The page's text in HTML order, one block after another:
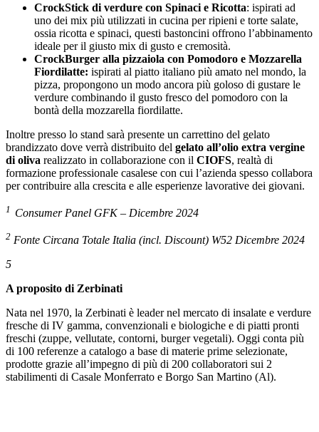
CrockStick di verdure con Spinaci e Ricotta: ispirati ad
uno dei mix più utilizzati in cucina per ripieni e torte salate,
ossia ricotta e spinaci, questi bastoncini offrono l’abbinamento
ideale per il giusto mix di gusto e cremosità.
CrockBurger alla pizzaiola con Pomodoro e Mozzarella
Fiordilatte: ispirati al piatto italiano più amato nel mondo, la
pizza, propongono un modo ancora più goloso di gustare le
verdure combinando il gusto fresco del pomodoro con la
bontà della mozzarella fiordilatte.
Inoltre presso lo stand sarà presente un carrettino del gelato
brandizzato dove verrà distribuito del gelato all’olio extra vergine
di oliva realizzato in collaborazione con il CIOFS, realtà di
formazione professionale casalese con cui l’azienda spesso collabora
per contribuire alla crescita e alle esperienze lavorative dei giovani.
1 Consumer Panel GFK – Dicembre 2024
2 Fonte Circana Totale Italia (incl. Discount) W52 Dicembre 2024
5
A proposito di Zerbinati
Nata nel 1970, la Zerbinati è leader nel mercato di insalate e verdure
fresche di IV gamma, convenzionali e biologiche e di piatti pronti
freschi (zuppe, vellutate, contorni, burger vegetali). Oggi conta più
di 100 referenze a catalogo a base di materie prime selezionate,
prodotte grazie all’impegno di più di 200 collaboratori sui 2
stabilimenti di Casale Monferrato e Borgo San Martino (Al).